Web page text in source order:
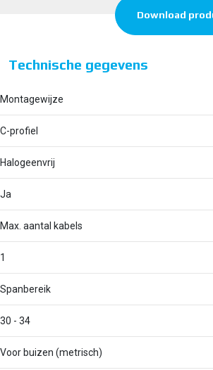
Download
Technische gegevens
Montagewijze
C-profiel
Halogeenvrij
Ja
Max. aantal kabels
1
Spanbereik
30 - 34
Voor buizen (metrisch)